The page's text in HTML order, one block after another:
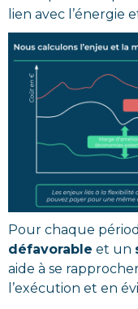
lien avec l’énergie
Pour chaque
défavorable et un
aide à se
l’exécution et en